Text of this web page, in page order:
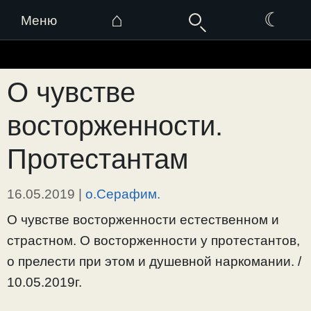
Меню ⌂ ☾
к
содержимому
О чувстве
восторженности.
Протестантам
16.05.2019 | о.Серафим.
О чувстве восторженности естественном и
страстном. О восторженности у протестантов,
о прелести при этом и душевной наркомании. /
10.05.2019г.